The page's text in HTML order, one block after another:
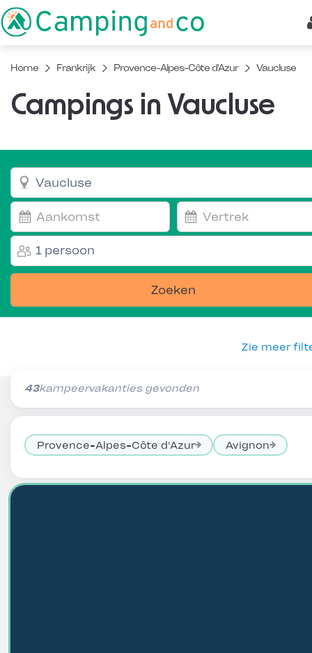
Home Frankrijk Provence-Alpes-Côte d'Azur Vaucluse
Campings in Vaucluse
1 persoon
Zoeken
Zie meer
43kampeervakanties gevonden
Provence-Alpes-Côte d'Azur Avignon